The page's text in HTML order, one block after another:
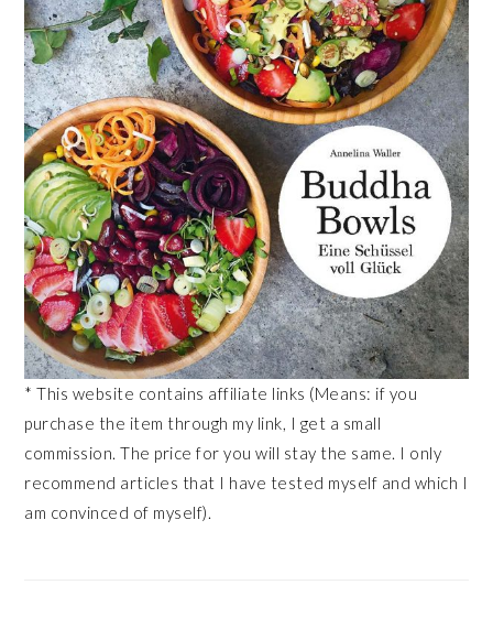
* This website contains affiliate links (Means: if you
purchase the item through my link, I get a small
commission. The price for you will stay the same. I only
recommend articles that I have tested myself and which I
am convinced of myself).